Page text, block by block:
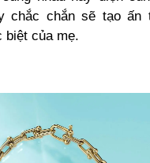
chắc chắn sẽ tạo ấn
biệt của mẹ.